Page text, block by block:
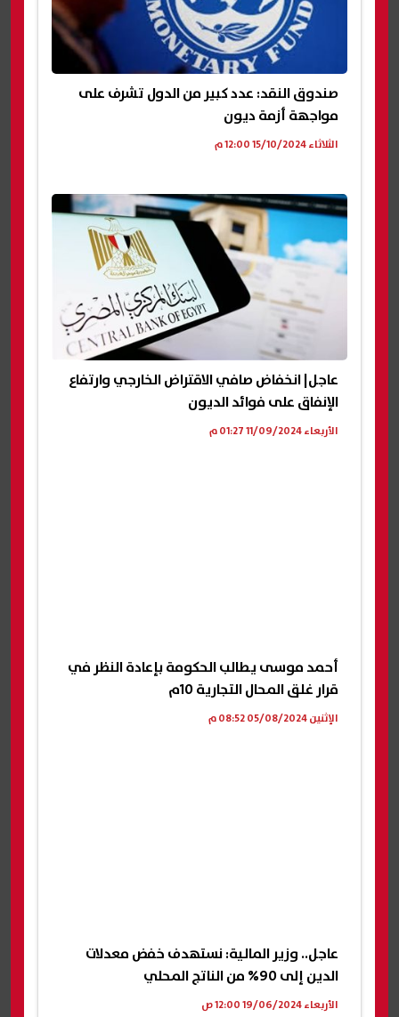
صندوق النقد: عدد كبير من الدول تشرف على
مواجهة أزمة ديون
الثلاثاء 15/10/2024 12:00 م
عاجل| انخفاض صافي الاقتراض الخارجي وارتفاع
الإنفاق على فوائد الديون
الأربعاء 11/09/2024 01:27 م
أحمد موسى يطالب الحكومة بإعادة النظر في
قرار غلق المحال التجارية 10م
الإثنين 05/08/2024 08:52 م
عاجل.. وزير المالية: نستهدف خفض معدلات
الدين إلى 90% من الناتج المحلي
الأربعاء 19/06/2024 12:00 ص